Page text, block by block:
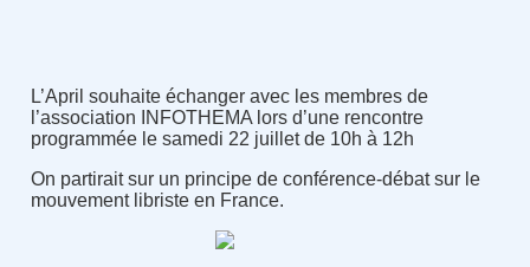
L’April souhaite échanger avec les membres de
l’association INFOTHEMA lors d’une rencontre
programmée le samedi 22 juillet de 10h à 12h
On partirait sur un principe de conférence-débat sur le
mouvement libriste en France.